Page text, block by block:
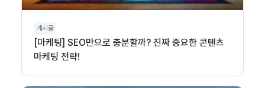
게시글
[마케팅] SEO만으로 충분할까? 진짜 중요한 콘텐츠
마케팅 전략!